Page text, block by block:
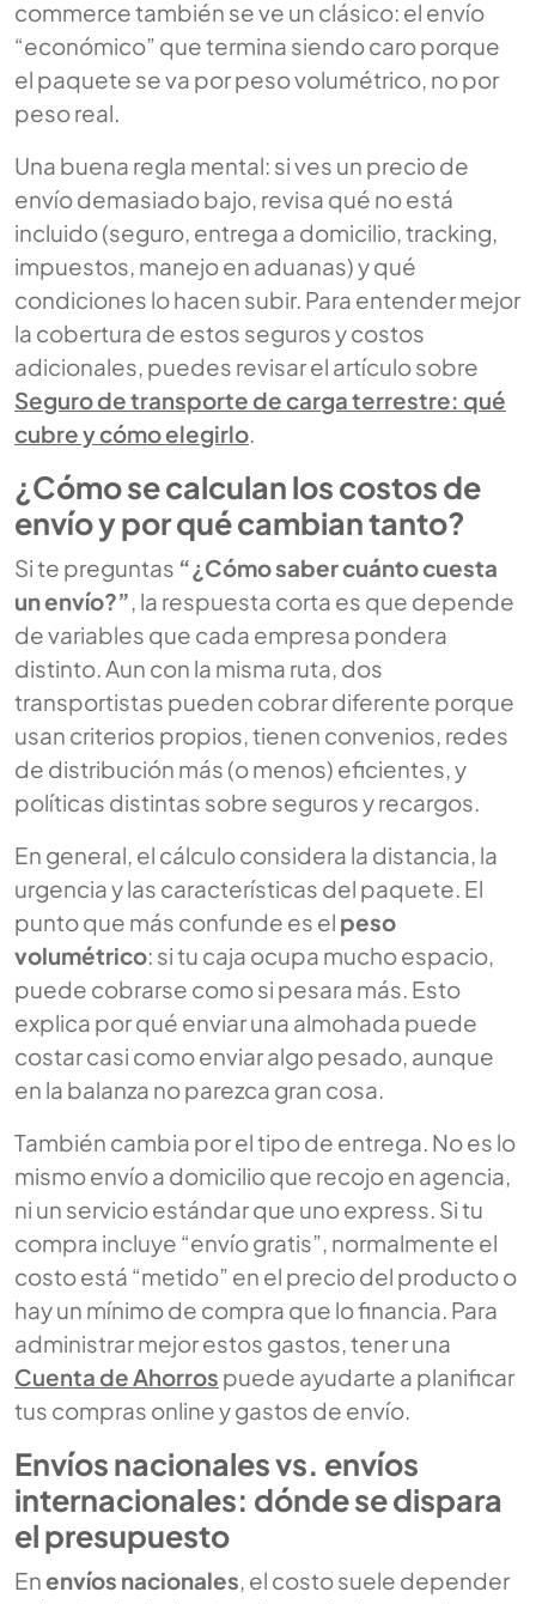
commerce también se ve un clásico: el envío
“económico” que termina siendo caro porque
el paquete se va por peso volumétrico, no por
peso real.
Una buena regla mental: si ves un precio de
envío demasiado bajo, revisa qué no está
incluido (seguro, entrega a domicilio, tracking,
impuestos, manejo en aduanas) y qué
condiciones lo hacen subir. Para entender mejor
la cobertura de estos seguros y costos
adicionales, puedes revisar el artículo sobre
Seguro de transporte de carga terrestre: qué
cubre y cómo elegirlo.
¿Cómo se calculan los costos de
envío y por qué cambian tanto?
Si te preguntas “¿Cómo saber cuánto cuesta
un envío?”, la respuesta corta es que depende
de variables que cada empresa pondera
distinto. Aun con la misma ruta, dos
transportistas pueden cobrar diferente porque
usan criterios propios, tienen convenios, redes
de distribución más (o menos) eficientes, y
políticas distintas sobre seguros y recargos.
En general, el cálculo considera la distancia, la
urgencia y las características del paquete. El
punto que más confunde es el peso
volumétrico: si tu caja ocupa mucho espacio,
puede cobrarse como si pesara más. Esto
explica por qué enviar una almohada puede
costar casi como enviar algo pesado, aunque
en la balanza no parezca gran cosa.
También cambia por el tipo de entrega. No es lo
mismo envío a domicilio que recojo en agencia,
ni un servicio estándar que uno express. Si tu
compra incluye “envío gratis”, normalmente el
costo está “metido” en el precio del producto o
hay un mínimo de compra que lo financia. Para
administrar mejor estos gastos, tener una
Cuenta de Ahorros puede ayudarte a planificar
tus compras online y gastos de envío.
Envíos nacionales vs. envíos
internacionales: dónde se dispara
el presupuesto
Enenvíos nacionales, el costo suele depender